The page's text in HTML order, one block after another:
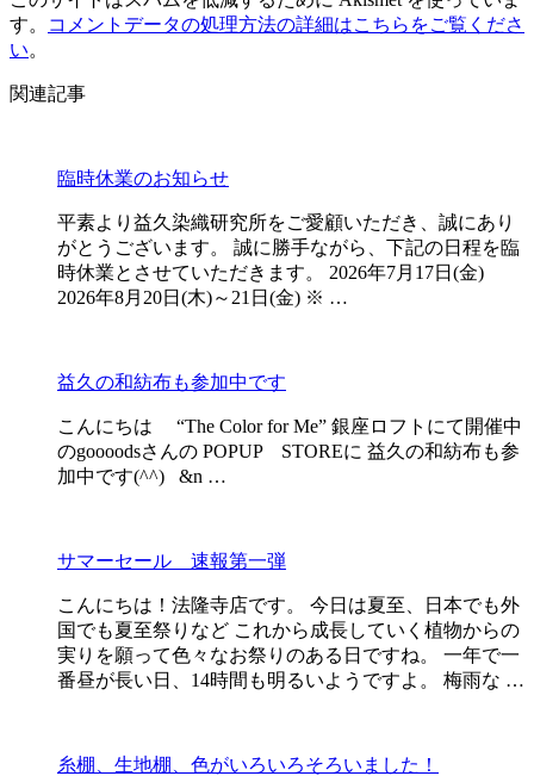
す。
コメントデータの処理方法の詳細はこちらをご覧くださ
い。
関連記事
臨時休業のお知らせ
平素より益久染織研究所をご愛顧いただき、誠にあり
がとうございます。 誠に勝手ながら、下記の日程を臨
時休業とさせていただきます。 2026年7月17日(金)
2026年8月20日(木)～21日(金) ※ …
益久の和紡布も参加中です
こんにちは “The Color for Me” 銀座ロフトにて開催中
のgoooodsさんの POPUP STOREに 益久の和紡布も参
加中です(^^) &n …
サマーセール 速報第一弾
こんにちは！法隆寺店です。 今日は夏至、日本でも外
国でも夏至祭りなど これから成長していく植物からの
実りを願って色々なお祭りのある日ですね。 一年で一
番昼が長い日、14時間も明るいようですよ。 梅雨な …
糸棚、生地棚、色がいろいろそろいました！